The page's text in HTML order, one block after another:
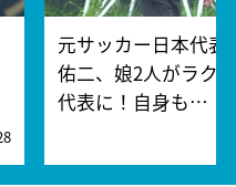
元サッカー日本代表
佑二、娘2人がラク
代表に！自身も…